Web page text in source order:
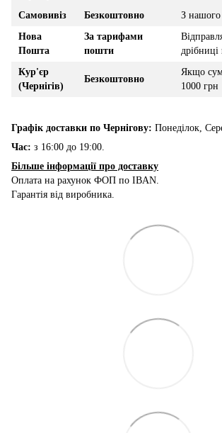
Самовивіз Безкоштовно
З нашого
Нова
Пошта
За тарифами
пошти
дрібниці
Кур'єр
(Чернігів)
Безкоштовно
Якщо
1000 грн
Графік доставки по Чернігову: Понеділок,
Час: з 16:00 до 19:00.
Більше інформації про доставку
Оплата на рахунок ФОП по IBAN.
Гарантія від виробника.